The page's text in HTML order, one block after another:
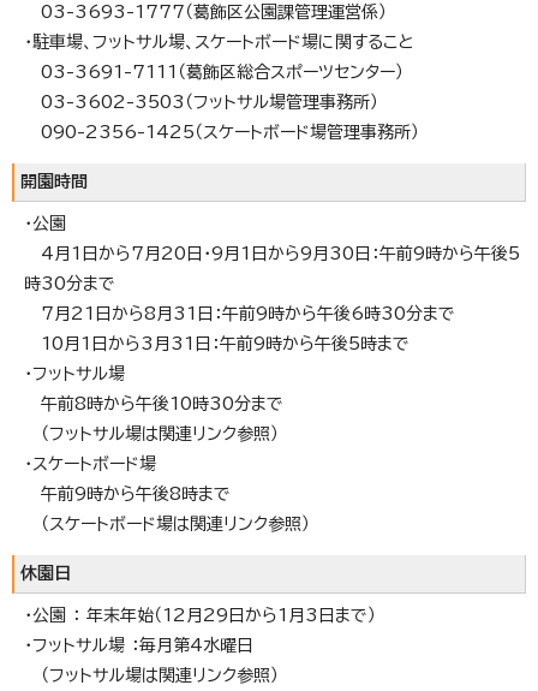
03-3693-1777（葛飾区公園課管理運営係）
・駐車場、フットサル場、スケートボード場に関すること
03-3691-7111（葛飾区総合スポーツセンター）
03-3602-3503（フットサル場管理事務所）
090-2356-1425（スケートボード場管理事務所）
開園時間
・公園
4月1日から7月20日・9月1日から9月30日：午前9時から午後5
時30分まで
7月21日から8月31日：午前9時から午後6時30分まで
10月1日から3月31日：午前9時から午後5時まで
・フットサル場
午前8時から午後10時30分まで
（フットサル場は関連リンク参照）
・スケートボード場
午前9時から午後8時まで
（スケートボード場は関連リンク参照）
休園日
・公園 ： 年末年始（12月29日から1月3日まで）
・フットサル場 ：毎月第4水曜日
（フットサル場は関連リンク参照）